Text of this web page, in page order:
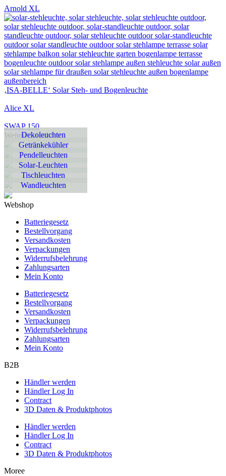
Arnold XL
‚ISA-BELLE‘ Solar Steh- und Bogenleuchte
Alice XL
SWAP 150
Weitere Leuchten
Dekoleuchten
Getränkekühler
Pendelleuchten
Solar-Leuchten
Tischleuchten
Wandleuchten
Webshop
Batteriegesetz
Bestellvorgang
Versandkosten
Verpackungen
Widerrufsbelehrung
Zahlungsarten
Mein Konto
Batteriegesetz
Bestellvorgang
Versandkosten
Verpackungen
Widerrufsbelehrung
Zahlungsarten
Mein Konto
B2B
Händler werden
Händler Log In
Contract
3D Daten & Produktphotos
Händler werden
Händler Log In
Contract
3D Daten & Produktphotos
Moree